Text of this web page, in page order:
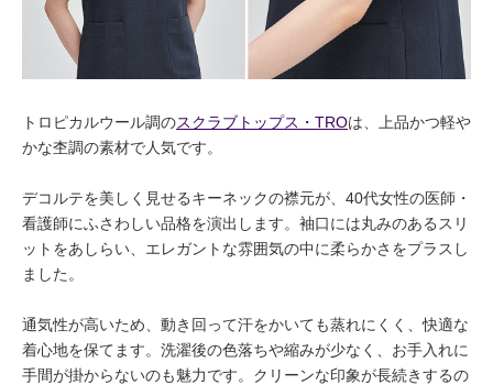
トロピカルウール調のスクラブトップス・TROは、上品かつ軽や
かな杢調の素材で人気です。
デコルテを美しく見せるキーネックの襟元が、40代女性の医師・
看護師にふさわしい品格を演出します。袖口には丸みのあるスリ
ットをあしらい、エレガントな雰囲気の中に柔らかさをプラスし
ました。
通気性が高いため、動き回って汗をかいても蒸れにくく、快適な
着心地を保てます。洗濯後の色落ちや縮みが少なく、お手入れに
手間が掛からないのも魅力です。クリーンな印象が長続きするの